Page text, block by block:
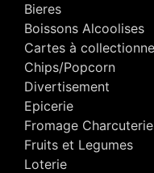
Bieres
Boissons Alcoolises
Cartes à
Chips/Popcorn
Divertisement
Epicerie
Fromage Charcuterie
Fruits et Legumes
Loterie